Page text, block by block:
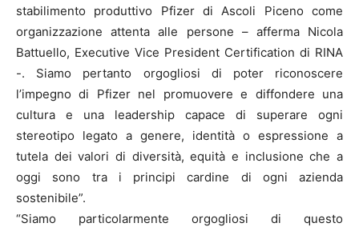
stabilimento produttivo Pfizer di Ascoli Piceno come
organizzazione attenta alle persone – afferma Nicola
Battuello, Executive Vice President Certification di RINA
-. Siamo pertanto orgogliosi di poter riconoscere
l’impegno di Pfizer nel promuovere e diffondere una
cultura e una leadership capace di superare ogni
stereotipo legato a genere, identità o espressione a
tutela dei valori di diversità, equità e inclusione che a
oggi sono tra i principi cardine di ogni azienda
sostenibile”.
“Siamo particolarmente orgogliosi di questo